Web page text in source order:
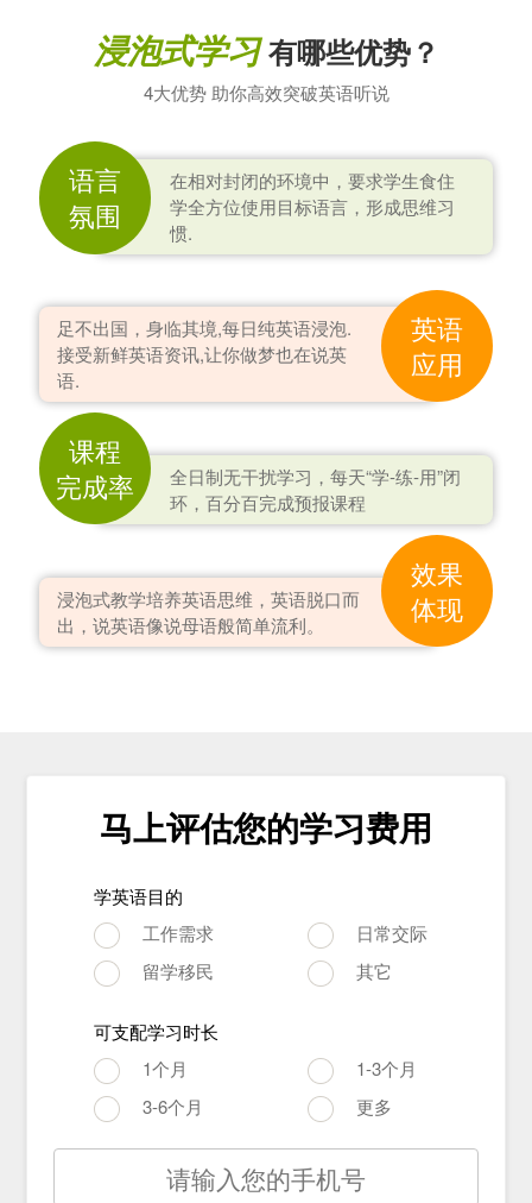
浸泡式学习有哪些优势？
4大优势 助你高效突破英语听说
语言
氛围
在相对封闭的环境中，要求学生食住
学全方位使用目标语言，形成思维习
惯.
英语
应用
足不出国，身临其境,每日纯英语浸泡.
接受新鲜英语资讯,让你做梦也在说英
语.
课程
完成率
全日制无干扰学习，每天“学-练-用”闭
环，百分百完成预报课程
效果
体现
浸泡式教学培养英语思维，英语脱口而
出，说英语像说母语般简单流利。
马上评估您的学习费用
学英语目的
工作需求
日常交际
留学移民
其它
可支配学习时长
1个月
1-3个月
3-6个月
更多